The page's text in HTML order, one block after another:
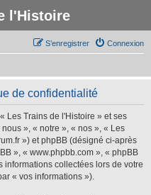
l'Histoire
Connexion
S’enregistrer
de confidentialité
Les Trains de l'Histoire » et ses
», « notre », « nos », « Les
») et phpBB (désigné ci-après
», « www.phpbb.com », « phpBB
informations collectées lors de votre
« vos informations »).